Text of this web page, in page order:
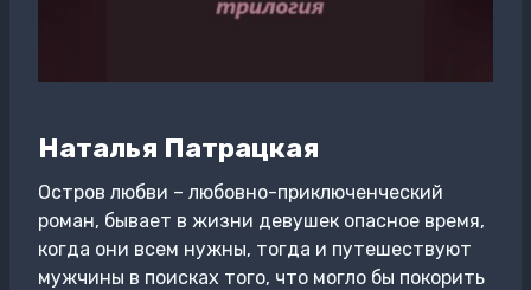
Наталья Патрацкая
Остров любви – любовно-приключенческий
роман, бывает в жизни девушек опасное время,
когда они всем нужны, тогда и путешествуют
мужчины в поисках того, что могло бы покорить